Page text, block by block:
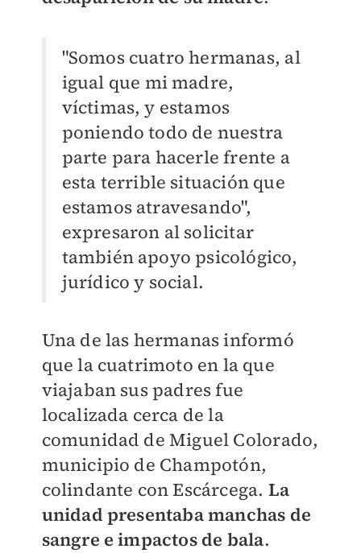
"Somos cuatro hermanas, al
igual que mi madre,
víctimas, y estamos
poniendo todo de nuestra
parte para hacerle frente a
esta terrible situación que
estamos atravesando",
expresaron al solicitar
también apoyo psicológico,
jurídico y social.
Una de las hermanas informó
que la cuatrimoto en la que
viajaban sus padres fue
localizada cerca de la
comunidad de Miguel Colorado,
municipio de Champotón,
colindante con Escárcega. La
unidad presentaba manchas de
sangre e impactos de bala.